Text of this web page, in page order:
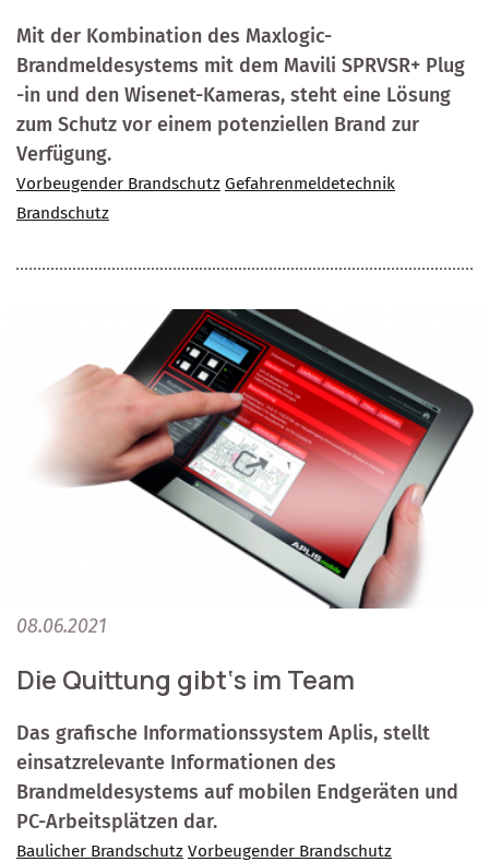
Mit der Kombination des Maxlogic-
Brandmeldesystems mit dem Mavili SPRVSR+ Plug
-in und den Wisenet-Kameras, steht eine Lösung
zum Schutz vor einem potenziellen Brand zur
Verfügung.
Vorbeugender Brandschutz Gefahrenmeldetechnik
Brandschutz
08.06.2021
Die Quittung gibt‘s im Team
Das grafische Informationssystem Aplis, stellt
einsatzrelevante Informationen des
Brandmeldesystems auf mobilen Endgeräten und
PC-Arbeitsplätzen dar.
Baulicher Brandschutz Vorbeugender Brandschutz